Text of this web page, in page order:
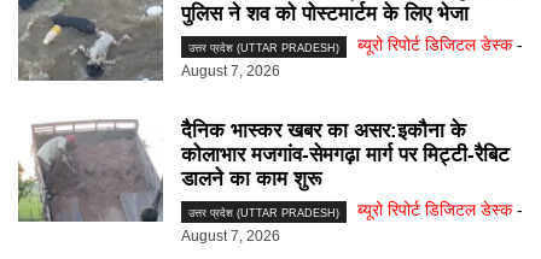
पुलिस ने शव को पोस्टमार्टम के लिए भेजा
उत्तर प्रदेश (UTTAR PRADESH) ब्यूरो रिपोर्ट डिजिटल डेस्क -
August 7, 2026
दैनिक भास्कर खबर का असर:इकौना के
कोलाभार मजगांव-सेमगढ़ा मार्ग पर मिट्टी-रैबिट
डालने का काम शुरू
उत्तर प्रदेश (UTTAR PRADESH) ब्यूरो रिपोर्ट डिजिटल डेस्क -
August 7, 2026